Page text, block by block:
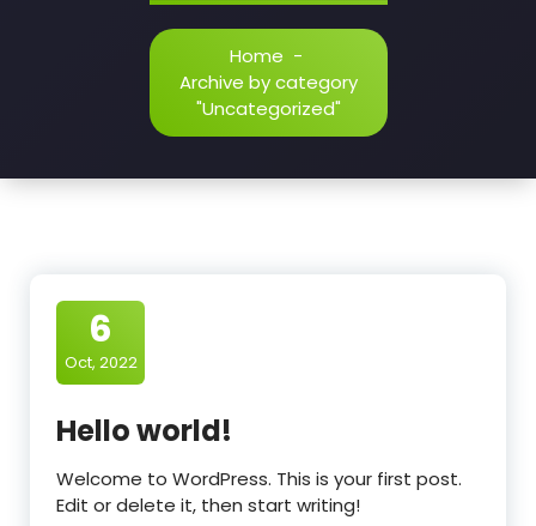
Home -
Archive by category
"Uncategorized"
6
Oct, 2022
Hello world!
Welcome to WordPress. This is your first post.
Edit or delete it, then start writing!